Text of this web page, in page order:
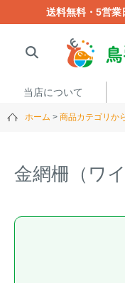
送料無料・5営業
当店について
ホーム 商品カテゴリか
金網柵（ワ
送料無料・5営業日
いのししくん
TREL4G-R
商品